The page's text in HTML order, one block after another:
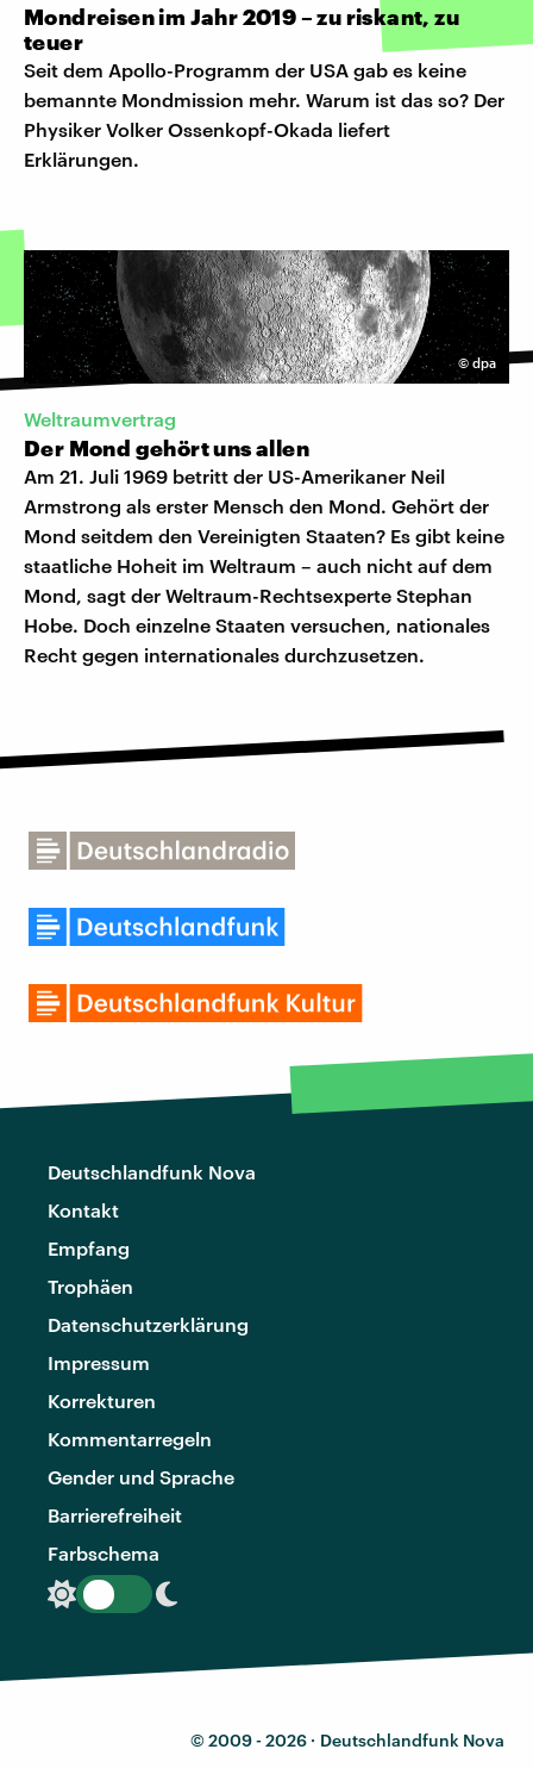
Mondreisen im Jahr 2019 – zu riskant, zu
teuer
Seit dem Apollo-Programm der USA gab es keine
bemannte Mondmission mehr. Warum ist das so? Der
Physiker Volker Ossenkopf-Okada liefert
Erklärungen.
© dpa
Weltraumvertrag
Der Mond gehört uns allen
Am 21. Juli 1969 betritt der US-Amerikaner Neil
Armstrong als erster Mensch den Mond. Gehört der
Mond seitdem den Vereinigten Staaten? Es gibt keine
staatliche Hoheit im Weltraum – auch nicht auf dem
Mond, sagt der Weltraum-Rechtsexperte Stephan
Hobe. Doch einzelne Staaten versuchen, nationales
Recht gegen internationales durchzusetzen.
Deutschlandfunk Nova
Kontakt
Empfang
Trophäen
Datenschutzerklärung
Impressum
Korrekturen
Kommentarregeln
Gender und Sprache
Barrierefreiheit
Farbschema
© 2009 - 2026 · Deutschlandfunk Nova